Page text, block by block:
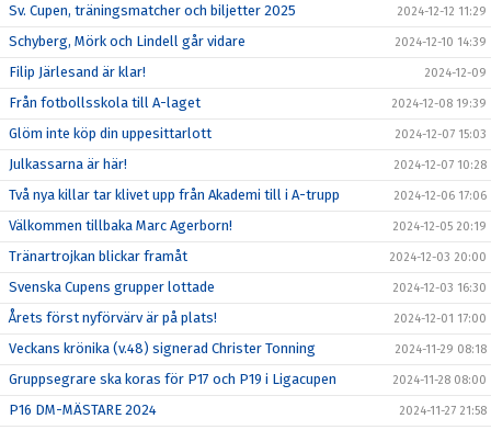
Sv. Cupen, träningsmatcher och biljetter 2025 2024-12-12 11:29
Schyberg, Mörk och Lindell går vidare 2024-12-10 14:39
Filip Järlesand är klar! 2024-12-09
Från fotbollsskola till A-laget 2024-12-08 19:39
Glöm inte köp din uppesittarlott 2024-12-07 15:03
Julkassarna är här! 2024-12-07 10:28
Två nya killar tar klivet upp från Akademi till i A-trupp 2024-12-06 17:06
Välkommen tillbaka Marc Agerborn! 2024-12-05 20:19
Tränartrojkan blickar framåt 2024-12-03 20:00
Svenska Cupens grupper lottade 2024-12-03 16:30
Årets först nyförvärv är på plats! 2024-12-01 17:00
Veckans krönika (v.48) signerad Christer Tonning 2024-11-29 08:18
Gruppsegrare ska koras för P17 och P19 i Ligacupen 2024-11-28 08:00
P16 DM-MÄSTARE 2024 2024-11-27 21:58